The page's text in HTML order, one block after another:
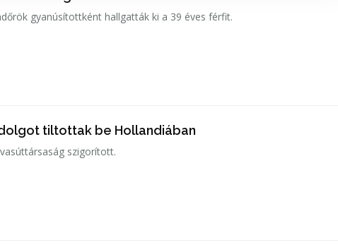
gyanúsítottként hallgatták ki a 39 éves férfit.
tiltottak be Hollandiában
szigorított.